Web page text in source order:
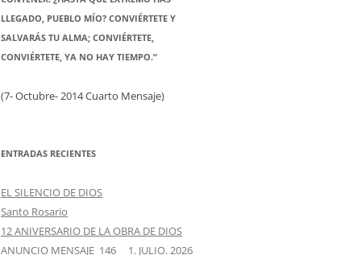
LLEGADO, PUEBLO MÍO? CONVIÉRTETE Y
SALVARÁS TU ALMA; CONVIÉRTETE,
CONVIÉRTETE, YA NO HAY TIEMPO.”
(7- Octubre- 2014 Cuarto Mensaje)
ENTRADAS RECIENTES
EL SILENCIO DE DIOS
Santo Rosario
12 ANIVERSARIO DE LA OBRA DE DIOS
ANUNCIO MENSAJE 146 1. JULIO. 2026